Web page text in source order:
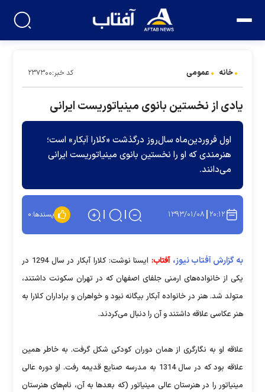
خانه عمومی کد خبر:۲۳۷۳۰۰
یادی از نخستین بانوی مینیاتوریست ایرانی
اول فروردین‌ماه سال‌روز درگذشت «کلارا آبکار» است؛
هنرمندی که او را نخستین بانوی مینیاتوریست ایرانی
می‌دانند.
۲۰:۱۲ ۱۳۹۳/۰۱/۰۸ پسندها:۰
به گزارش آفتاب نیوز، آفتاب:
ایسنا نوشت: کلارا آبکار در سال 1294 در
یکی از خانواده‌های ارمنی جلفای اصفهان که در تهران سکونت داشتند،
متولد شد. هنر در خانواده آبکار بیگانه نبود و خواهران و براداران کلارا به
هنر عکاسی علاقه داشتند و آن را دنبال می‌کردند.
علاقه او به نگارگری از همان دوران کودکی شکل گرفت. به خاطر همین
علاقه بود که در سال 1314 به مدرسه صنایع قدیمه رفت. او دوره عالی
مینیاتور را در هنرستان عالی مینیاتور (که بعدها به آن، نام‌های هنرستان